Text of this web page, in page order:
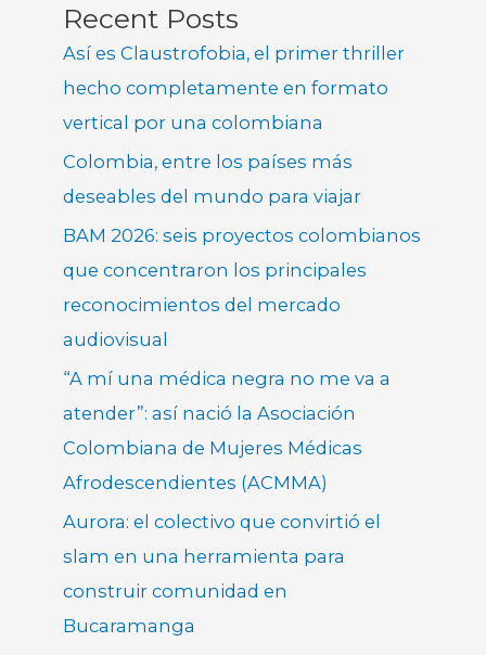
Recent Posts
Así es Claustrofobia, el primer thriller
hecho completamente en formato
vertical por una colombiana
Colombia, entre los países más
deseables del mundo para viajar
BAM 2026: seis proyectos colombianos
que concentraron los principales
reconocimientos del mercado
audiovisual
“A mí una médica negra no me va a
atender”: así nació la Asociación
Colombiana de Mujeres Médicas
Afrodescendientes (ACMMA)
Aurora: el colectivo que convirtió el
slam en una herramienta para
construir comunidad en
Bucaramanga